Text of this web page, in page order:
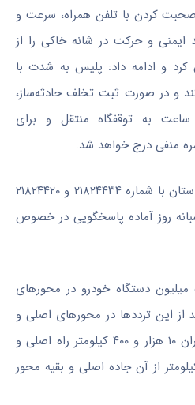
کردن با تلفن همراه، سرعت و
ایمنی و حرکت در شانه خاکی را از
کرد و ادامه داد: پلیس به شدت با
و در صورت ثبت تخلف حادثه‌ساز،
خودروی راننده متخلف ۷۲ ساعت به توقفگاه منتقل و برای
منفی درج خواهد شد.
مرکز کنترل ترافیک پلیس راه استان با شماره ۲۱۸۲۴۴۳۴ و ۲۱۸۲۴۴۲۰
۰۱۱ به طور شبانه روز آماده پاسخگویی در خصوص
برابر آمار، سالانه بیش از ۵۰۰ میلیون دستگاه خودرو در محورهای
تردد دارند که ۱۱ درصد از این ترددها در محورهای اصلی و
بقیه درون شهری است. مازندران ۱۰ هزار و ۴۰۰ کیلومتر راه اصلی و
از آن جاده اصلی و بقیه محور